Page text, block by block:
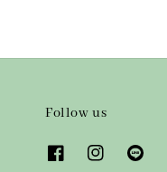
Follow us